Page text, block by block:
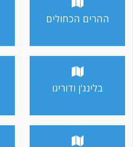
ההרים הכחולים
בלינג'ן ודוריגו